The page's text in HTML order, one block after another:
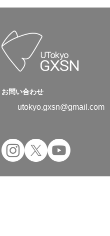
お問い合わせ
utokyo.gxsn@gmail.com